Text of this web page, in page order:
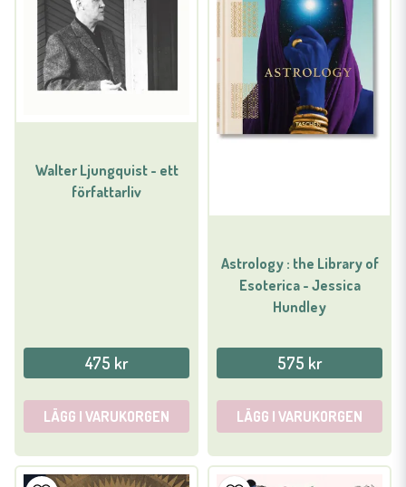
Walter Ljungquist - ett
författarliv
475 kr
LÄGG I VARUKORGEN
Astrology : the Library of
Esoterica - Jessica
Hundley
575 kr
LÄGG I VARUKORGEN